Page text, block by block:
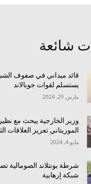
شائعة
قائد ميداني في صفوف
يستسلم لقوات جوبالاند
مارس 29, 2024
وزير الخارجية يبحث مع
الموريتاني تعزيز العلاقات
مايو 4, 2024
شرطة بونتلاند الصومالية
شبكة إرهابية